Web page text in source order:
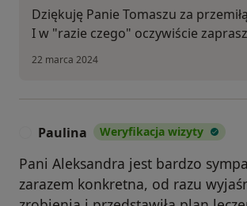
Dziękuję Panie Tomaszu za
I w "razie czego" oczywiście
22 marca 2024
Paulina Weryfikacja wizyty
Pani Aleksandra jest bardzo
zarazem konkretna, od razu